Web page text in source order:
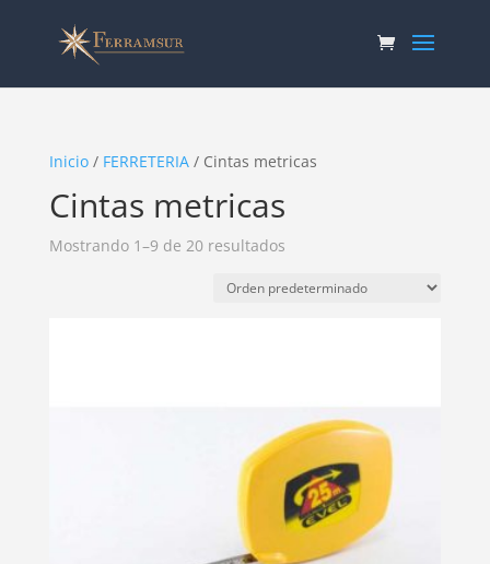
Inicio/ FERRETERIA/ Cintas metricas
Cintas metricas
Mostrando 1–9 de 20 resultados